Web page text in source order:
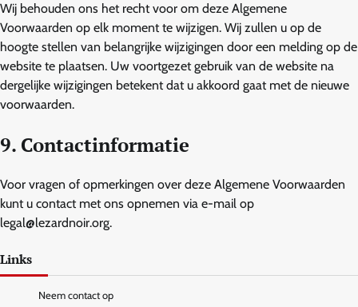
Wij behouden ons het recht voor om deze Algemene
Voorwaarden op elk moment te wijzigen. Wij zullen u op de
hoogte stellen van belangrijke wijzigingen door een melding op de
website te plaatsen. Uw voortgezet gebruik van de website na
dergelijke wijzigingen betekent dat u akkoord gaat met de nieuwe
voorwaarden.
9. Contactinformatie
Voor vragen of opmerkingen over deze Algemene Voorwaarden
kunt u contact met ons opnemen via e-mail op
legal@lezardnoir.org.
Links
Neem contact op